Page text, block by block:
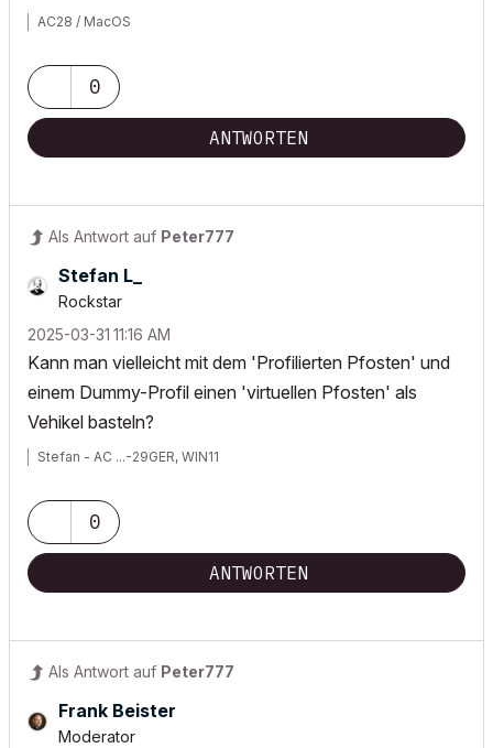
AC28 / MacOS
0
ANTWORTEN
Als Antwort auf Peter777
Stefan L_
Rockstar
‎2025-03-31 11:16 AM
Kann man vielleicht mit dem 'Profilierten Pfosten' und
einem Dummy-Profil einen 'virtuellen Pfosten' als
Vehikel basteln?
Stefan - AC ...-29GER, WIN11
0
ANTWORTEN
Als Antwort auf Peter777
Frank Beister
Moderator